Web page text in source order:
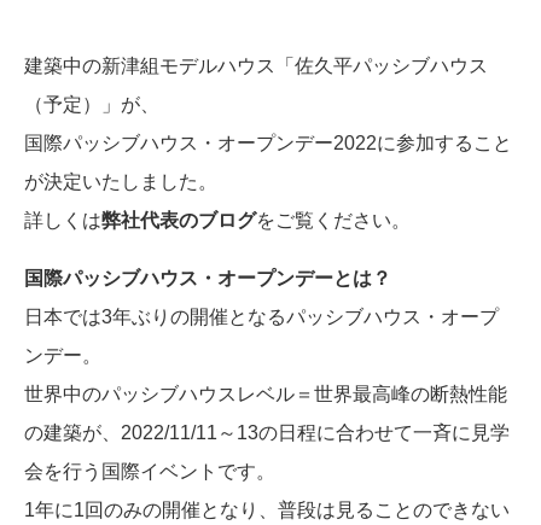
建築中の新津組モデルハウス「佐久平パッシブハウス
（予定）」が、
国際パッシブハウス・オープンデー2022に参加すること
が決定いたしました。
詳しくは弊社代表のブログをご覧ください。
国際パッシブハウス・オープンデーとは？
日本では3年ぶりの開催となるパッシブハウス・オープ
ンデー。
世界中のパッシブハウスレベル＝世界最高峰の断熱性能
の建築が、2022/11/11～13の日程に合わせて一斉に見学
会を行う国際イベントです。
1年に1回のみの開催となり、普段は見ることのできない